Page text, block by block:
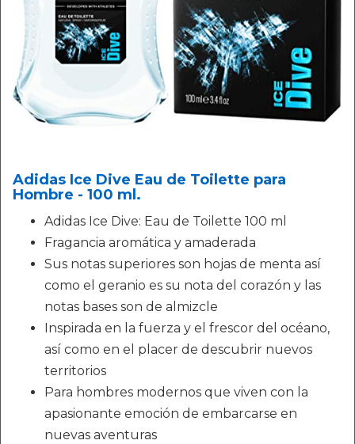
Adidas Ice Dive Eau de Toilette para
Hombre - 100 ml.
Adidas Ice Dive: Eau de Toilette 100 ml
Fragancia aromática y amaderada
Sus notas superiores son hojas de menta así
como el geranio es su nota del corazón y las
notas bases son de almizcle
Inspirada en la fuerza y el frescor del océano,
así como en el placer de descubrir nuevos
territorios
Para hombres modernos que viven con la
apasionante emoción de embarcarse en
nuevas aventuras